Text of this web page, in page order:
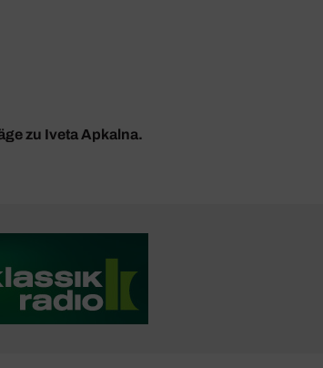
zu Iveta Apkalna.